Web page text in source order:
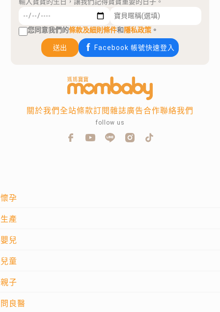
您同意我們的條款及細則條件和隱私政策 。
送出 Facebook 帳號快速登入
懷孕
生產
嬰兒
兒童
親子
問良醫
關於我們全站條款訂閱雜誌廣告合作聯絡我們
follow us